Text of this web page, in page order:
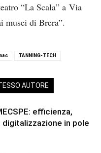
“La Scala” a Via
musei di Brera”.
TANNING-TECH
AUTORE
efficienza,
digitalizzazione in pole